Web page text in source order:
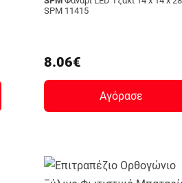
SPM 11415
8.06€
Αγόρασε